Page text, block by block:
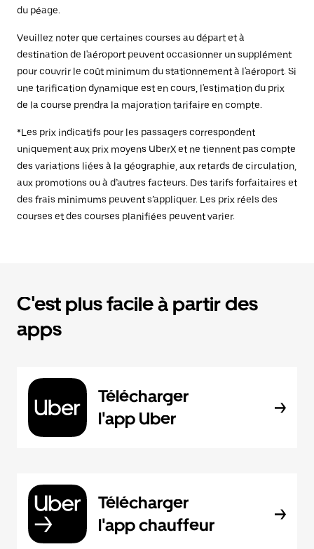
du péage.
Veuillez noter que certaines courses au départ et à
destination de l'aéroport peuvent occasionner un supplément
pour couvrir le coût minimum du stationnement à l'aéroport. Si
une tarification dynamique est en cours, l'estimation du prix
de la course prendra la majoration tarifaire en compte.
*Les prix indicatifs pour les passagers correspondent
uniquement aux prix moyens UberX et ne tiennent pas compte
des variations liées à la géographie, aux retards de circulation,
aux promotions ou à d’autres facteurs. Des tarifs forfaitaires et
des frais minimums peuvent s’appliquer. Les prix réels des
courses et des courses planifiées peuvent varier.
C'est plus facile à partir des
apps
Télécharger
l'app Uber
Télécharger
l'app chauffeur